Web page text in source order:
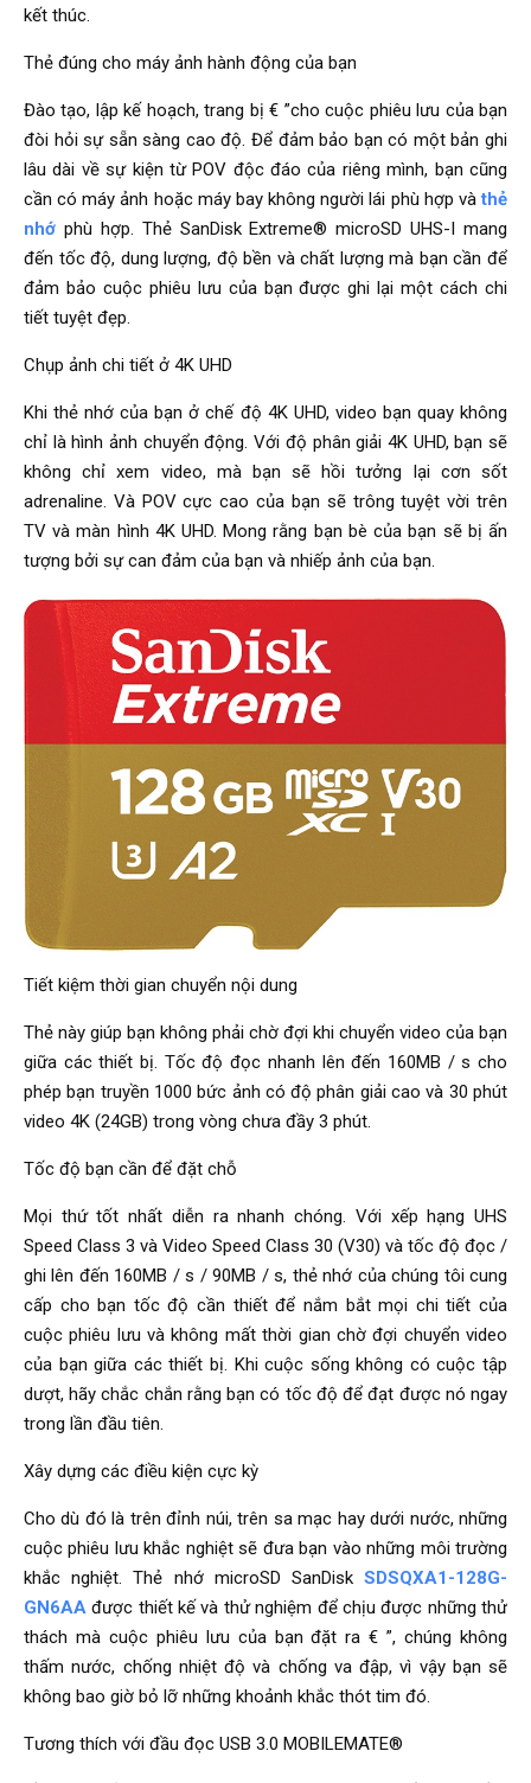
kết thúc.
Thẻ đúng cho máy ảnh hành động của bạn
Đào tạo, lập kế hoạch, trang bị € ”cho cuộc phiêu lưu của bạn
đòi hỏi sự sẵn sàng cao độ. Để đảm bảo bạn có một bản ghi
lâu dài về sự kiện từ POV độc đáo của riêng mình, bạn cũng
cần có máy ảnh hoặc máy bay không người lái phù hợp vàthẻ
nhớ phù hợp. Thẻ SanDisk Extreme® microSD UHS-I mang
đến tốc độ, dung lượng, độ bền và chất lượng mà bạn cần để
đảm bảo cuộc phiêu lưu của bạn được ghi lại một cách chi
tiết tuyệt đẹp.
Chụp ảnh chi tiết ở 4K UHD
Khi thẻ nhớ của bạn ở chế độ 4K UHD, video bạn quay không
chỉ là hình ảnh chuyển động. Với độ phân giải 4K UHD, bạn sẽ
không chỉ xem video, mà bạn sẽ hồi tưởng lại cơn sốt
adrenaline. Và POV cực cao của bạn sẽ trông tuyệt vời trên
TV và màn hình 4K UHD. Mong rằng bạn bè của bạn sẽ bị ấn
tượng bởi sự can đảm của bạn và nhiếp ảnh của bạn.
Tiết kiệm thời gian chuyển nội dung
Thẻ này giúp bạn không phải chờ đợi khi chuyển video của bạn
giữa các thiết bị. Tốc độ đọc nhanh lên đến 160MB / s cho
phép bạn truyền 1000 bức ảnh có độ phân giải cao và 30 phút
video 4K (24GB) trong vòng chưa đầy 3 phút.
Tốc độ bạn cần để đặt chỗ
Mọi thứ tốt nhất diễn ra nhanh chóng. Với xếp hạng UHS
Speed ​​Class 3 và Video Speed ​​Class 30 (V30) và tốc độ đọc /
ghi lên đến 160MB / s / 90MB / s, thẻ nhớ của chúng tôi cung
cấp cho bạn tốc độ cần thiết để nắm bắt mọi chi tiết của
cuộc phiêu lưu và không mất thời gian chờ đợi chuyển video
của bạn giữa các thiết bị. Khi cuộc sống không có cuộc tập
dượt, hãy chắc chắn rằng bạn có tốc độ để đạt được nó ngay
trong lần đầu tiên.
Xây dựng các điều kiện cực kỳ
Cho dù đó là trên đỉnh núi, trên sa mạc hay dưới nước, những
cuộc phiêu lưu khắc nghiệt sẽ đưa bạn vào những môi trường
khắc nghiệt. Thẻ nhớ microSD SanDisk SDSQXA1-128G-
GN6AA được thiết kế và thử nghiệm để chịu được những thử
thách mà cuộc phiêu lưu của bạn đặt ra € ”, chúng không
thấm nước, chống nhiệt độ và chống va đập, vì vậy bạn sẽ
không bao giờ bỏ lỡ những khoảnh khắc thót tim đó.
Tương thích với đầu đọc USB 3.0 MOBILEMATE®